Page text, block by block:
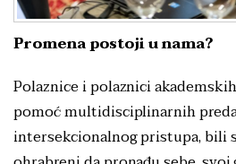
Promena postoji u nama?
Polaznice i polaznici
pomoć multidisciplinarnih
intersekcionalnog pristupa, bili